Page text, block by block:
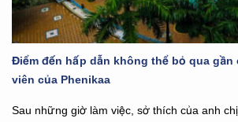
Điểm đến hấp dẫn không thể bỏ qua gần
viên của Phenikaa
Sau những giờ làm việc, sở thích của anh